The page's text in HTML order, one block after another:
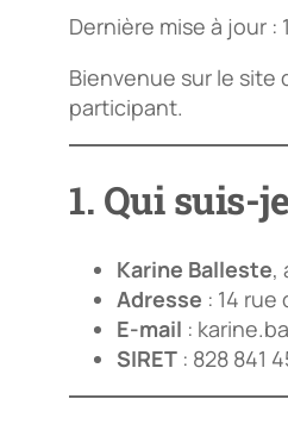
Dernière mise à jour :
Bienvenue sur le site
participant.
1. Qui suis-
Karine Balleste,
Adresse : 14 rue
E-mail :
SIRET : 828 841